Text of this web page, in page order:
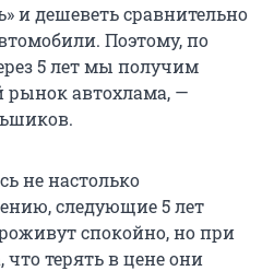
и дешеветь сравнительно
Поэтому, по
5 лет мы получим
автохлама, —
не настолько
следующие 5 лет
спокойно, но при
терять в цене они